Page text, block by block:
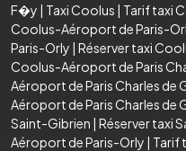
F�y | Taxi Coolus | Tarif taxi
Coolus-Aéroport de Paris-
Paris-Orly | Réserver taxi
Coolus-Aéroport de Paris
Aéroport de Paris Charles de
Aéroport de Paris Charles de
Saint-Gibrien | Réserver taxi
Aéroport de Paris-Orly | Tarif